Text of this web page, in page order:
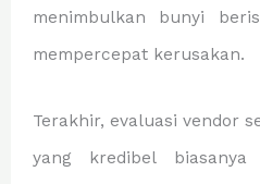
menimbulkan bunyi
mempercepat kerusakan.
Terakhir, evaluasi vendor
yang kredibel biasanya